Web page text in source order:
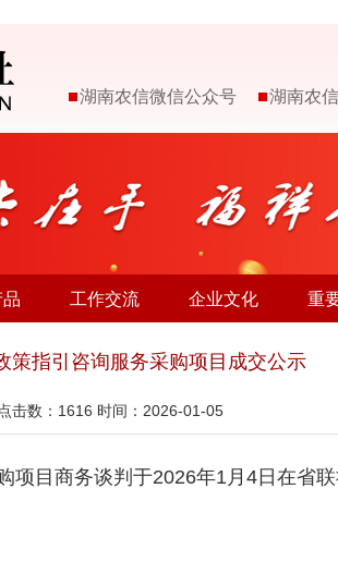
湖南农信微信公众号 湖南农
工作交流 企业文化 重
策指引咨询服务采购项目成交公示
点击数： 1616 时间：2026-01-05
目商务谈判于2026年1月4日在省